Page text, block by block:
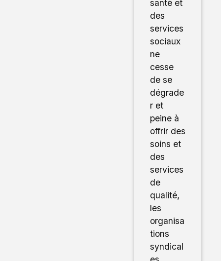
santé et
des
services
sociaux
ne
cesse
de se
dégrade
r et
peine à
offrir des
soins et
des
services
de
qualité,
les
organisa
tions
syndical